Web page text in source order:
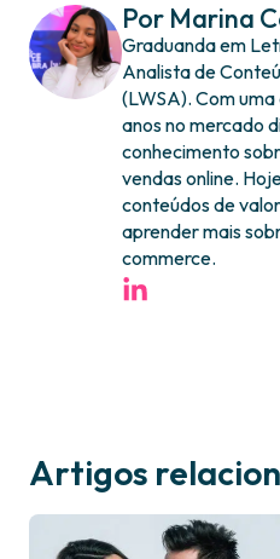
Por Marina
Graduanda em
Analista de
(LWSA). Com
anos no mercado
conhecimento
vendas online.
conteúdos de
aprender mais
commerce.
Artigos